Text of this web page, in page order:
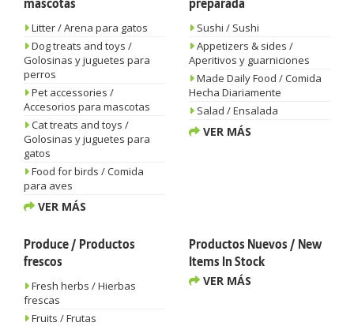
mascotas
Litter / Arena para gatos
Dog treats and toys /
Golosinas y juguetes para
perros
Pet accessories /
Accesorios para mascotas
Cat treats and toys /
Golosinas y juguetes para
gatos
Food for birds / Comida
para aves
VER MÁS
preparada
Sushi / Sushi
Appetizers & sides /
Aperitivos y guarniciones
Made Daily Food / Comida
Hecha Diariamente
Salad / Ensalada
VER MÁS
Produce / Productos
frescos
Fresh herbs / Hierbas
frescas
Fruits / Frutas
Productos Nuevos / New
Items In Stock
VER MÁS